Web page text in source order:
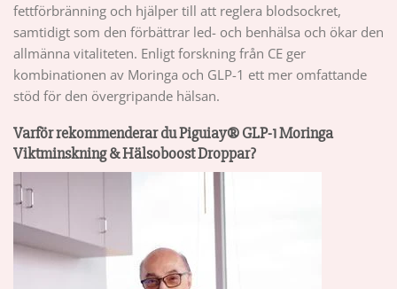
fettförbränning och hjälper till att reglera blodsockret,
samtidigt som den förbättrar led- och benhälsa och ökar den
allmänna vitaliteten. Enligt forskning från CE ger
kombinationen av Moringa och GLP-1 ett mer omfattande
stöd för den övergripande hälsan.
Varför rekommenderar du Piguiay® GLP-1 Moringa
Viktminskning & Hälsoboost Droppar?